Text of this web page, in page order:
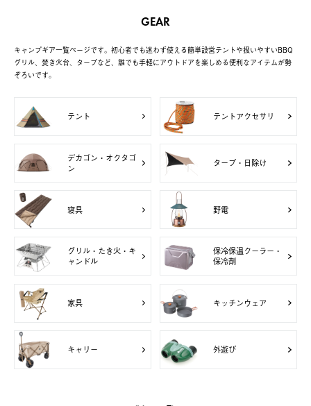
GEAR
キャンプギア一覧ページです。初心者でも迷わず使える簡単設営テントや扱いやすいBBQ
グリル、焚き火台、タープなど、誰でも手軽にアウトドアを楽しめる便利なアイテムが勢
ぞろいです。
テント テントアクセサリ
デカゴン・オクタゴ
ン
タープ・日除け
寝具 野電
グリル・たき火・キ
ャンドル
保冷保温クーラー・
保冷剤
家具 キッチンウェア
キャリー 外遊び